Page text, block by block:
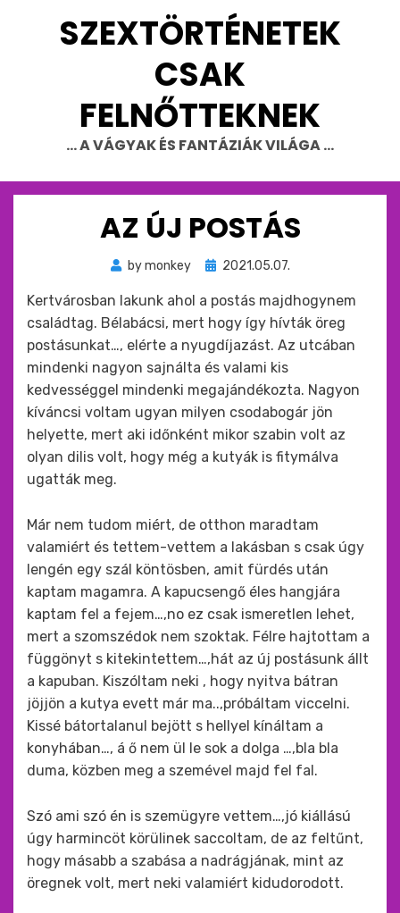
SZEXTÖRTÉNETEK
CSAK
FELNŐTTEKNEK
… A VÁGYAK ÉS FANTÁZIÁK VILÁGA …
AZ ÚJ POSTÁS
bymonkey
Beküldve
:
2021.05.07.
Kertvárosban lakunk ahol a postás majdhogynem
családtag. Bélabácsi, mert hogy így hívták öreg
postásunkat…, elérte a nyugdíjazást. Az utcában
mindenki nagyon sajnálta és valami kis
kedvességgel mindenki megajándékozta. Nagyon
kíváncsi voltam ugyan milyen csodabogár jön
helyette, mert aki időnként mikor szabin volt az
olyan dilis volt, hogy még a kutyák is fitymálva
ugatták meg.
Már nem tudom miért, de otthon maradtam
valamiért és tettem-vettem a lakásban s csak úgy
lengén egy szál köntösben, amit fürdés után
kaptam magamra. A kapucsengő éles hangjára
kaptam fel a fejem…,no ez csak ismeretlen lehet,
mert a szomszédok nem szoktak. Félre hajtottam a
függönyt s kitekintettem…,hát az új postásunk állt
a kapuban. Kiszóltam neki , hogy nyitva bátran
jöjjön a kutya evett már ma..,próbáltam viccelni.
Kissé bátortalanul bejött s hellyel kínáltam a
konyhában…, á ő nem ül le sok a dolga …,bla bla
duma, közben meg a szemével majd fel fal.
Szó ami szó én is szemügyre vettem…,jó kiállású
úgy harmincöt körülinek saccoltam, de az feltűnt,
hogy másabb a szabása a nadrágjának, mint az
öregnek volt, mert neki valamiért kidudorodott.